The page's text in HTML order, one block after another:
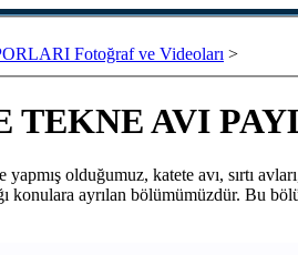
Fotoğraf ve Videoları >
TEKNE AVI
olduğumuz, katete avı, sırtı
konulara ayrılan bölümümüzdür. Bu